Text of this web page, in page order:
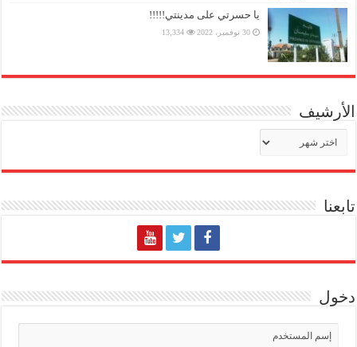
يا حسرتي على مدينتي!!!!!
30 نوفمبر، 2022 13,334
الأرشيف
تابعنا
دخول